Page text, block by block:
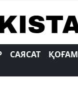
САЯСАТ ҚОҒАМ